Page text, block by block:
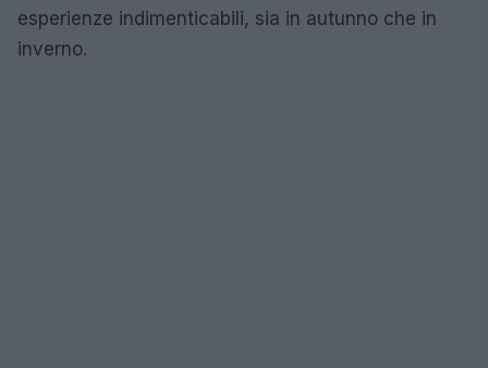
esperienze indimenticabili, sia in autunno che in
inverno.